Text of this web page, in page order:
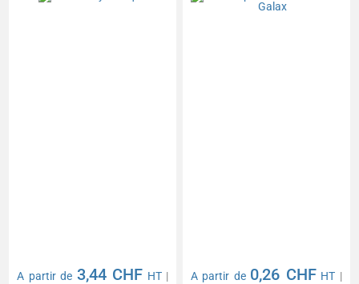
A partir de 3,44 CHF HT|
A partir de 0,26 CHF HT |